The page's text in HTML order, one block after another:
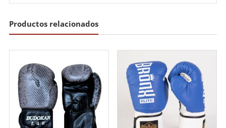
Productos relacionados